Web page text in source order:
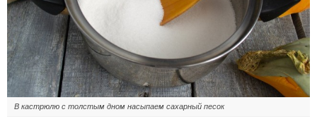
В кастрюлю с толстым дном насыпаем сахарный песок